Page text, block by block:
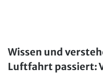
Wissen und
Luftfahrt passiert: